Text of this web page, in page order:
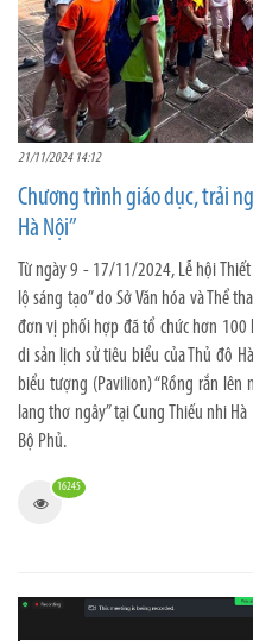
21/11/2024 14:12
Chương trình giáo dục, trải
Hà Nội”
Từ ngày 9 - 17/11/2024, Lễ hội Thiết
lộ sáng tạo” do Sở Văn hóa và Thể
đơn vị phối hợp đã tổ chức hơn 100
di sản lịch sử tiêu biểu của Thủ đô
biểu tượng (Pavilion) “Rồng rắn lên
lang thơ ngây” tại Cung Thiếu nhi
Bộ Phủ.
16245